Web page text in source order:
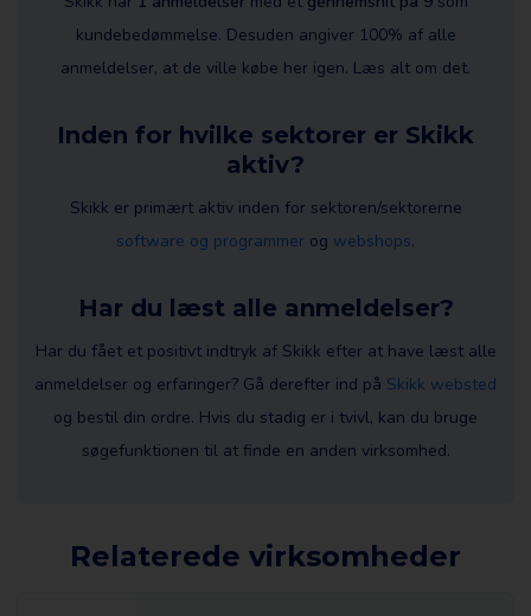
kundebedømmelse. Desuden angiver 100% af alle
anmeldelser, at de ville købe her igen. Læs alt om det.
Inden for hvilke sektorer er Skikk
aktiv?
Skikk er primært aktiv inden for sektoren/sektorerne
software og programmer og webshops.
Har du læst alle anmeldelser?
Har du fået et positivt indtryk af Skikk efter at have læst alle
anmeldelser og erfaringer? Gå derefter ind på Skikk websted
og bestil din ordre. Hvis du stadig er i tvivl, kan du bruge
søgefunktionen til at finde en anden virksomhed.
Relaterede virksomheder